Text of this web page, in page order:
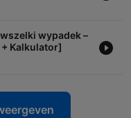
wypadek –
Kalkulator]